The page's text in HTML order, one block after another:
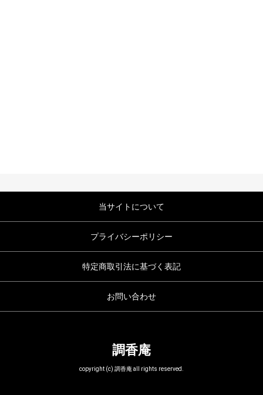
当サイトについて
プライバシーポリシー
特定商取引法に基づく表記
お問い合わせ
調香庵
copyright (c) 調香庵 all rights reserved.